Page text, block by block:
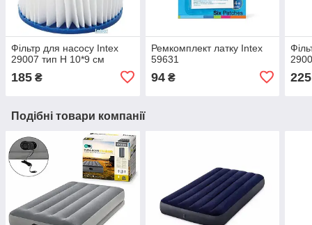
Фільтр для насосу Intex
29007 тип Н 10*9 см
185 ₴
Ремкомплект латку Intex
59631
94₴ 225
Подібні товари компанії